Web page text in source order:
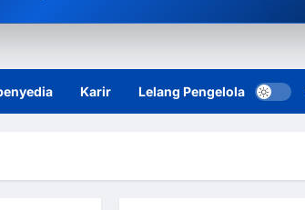
Karir Lelang Pengelola